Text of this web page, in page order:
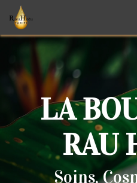
LA
RAU
Soins,